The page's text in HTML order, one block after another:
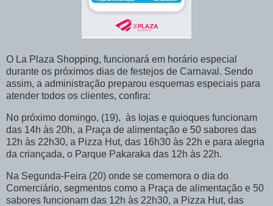
O La Plaza Shopping, funcionará em horário especial
durante os próximos dias de festejos de Carnaval. Sendo
assim, a administração preparou esquemas especiais para
atender todos os clientes, confira:
No próximo domingo, (19), às lojas e quioques funcionam
das 14h às 20h, a Praça de alimentação e 50 sabores das
12h às 22h30, a Pizza Hut, das 16h30 às 22h e para alegria
da criançada, o Parque Pakaraka das 12h às 22h.
Na Segunda-Feira (20) onde se comemora o dia do
Comerciário, segmentos como a Praça de alimentação e 50
sabores funcionam das 12h às 22h30, a Pizza Hut, das